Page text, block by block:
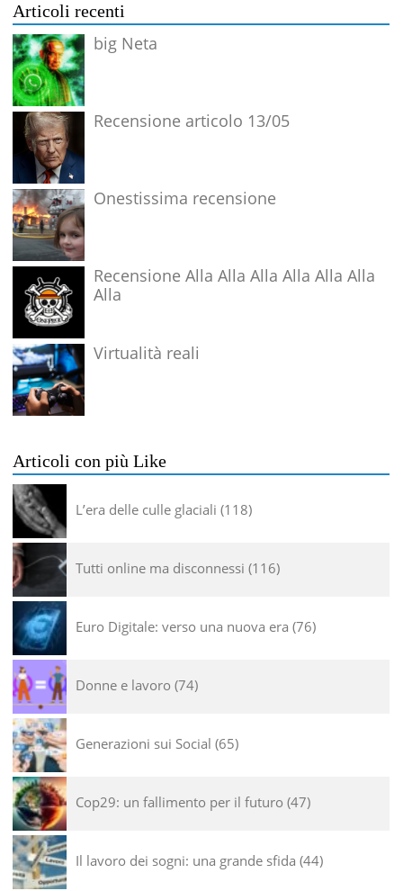
Articoli recenti
big Neta
Recensione articolo 13/05
Onestissima recensione
Recensione Alla Alla Alla Alla Alla Alla
Alla
Virtualità reali
Articoli con più Like
L’era delle culle glaciali 118
Tutti online ma disconnessi 116
Euro Digitale: verso una nuova era 76
Donne e lavoro 74
Generazioni sui Social 65
Cop29: un fallimento per il futuro 47
Il lavoro dei sogni: una grande sfida 44